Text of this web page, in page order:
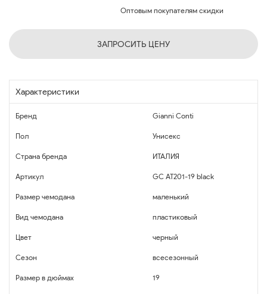
Оптовым покупателям скидки
ЗАПРОСИТЬ ЦЕНУ
Характеристики
Бренд Gianni Conti
Пол Унисекс
Страна бренда ИТАЛИЯ
Артикул GC AT201-19 black
Размер чемодана маленький
Вид чемодана пластиковый
Цвет черный
Сезон всесезонный
Размер в дюймах 19